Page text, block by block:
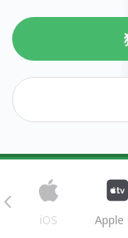
iOS Apple